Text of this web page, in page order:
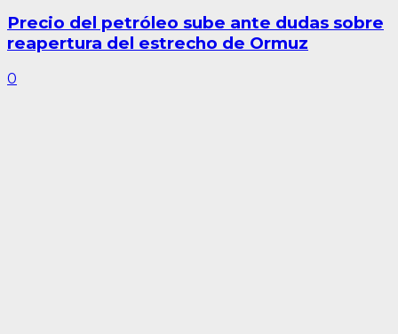
Precio del petróleo sube ante dudas sobre
reapertura del estrecho de Ormuz
0